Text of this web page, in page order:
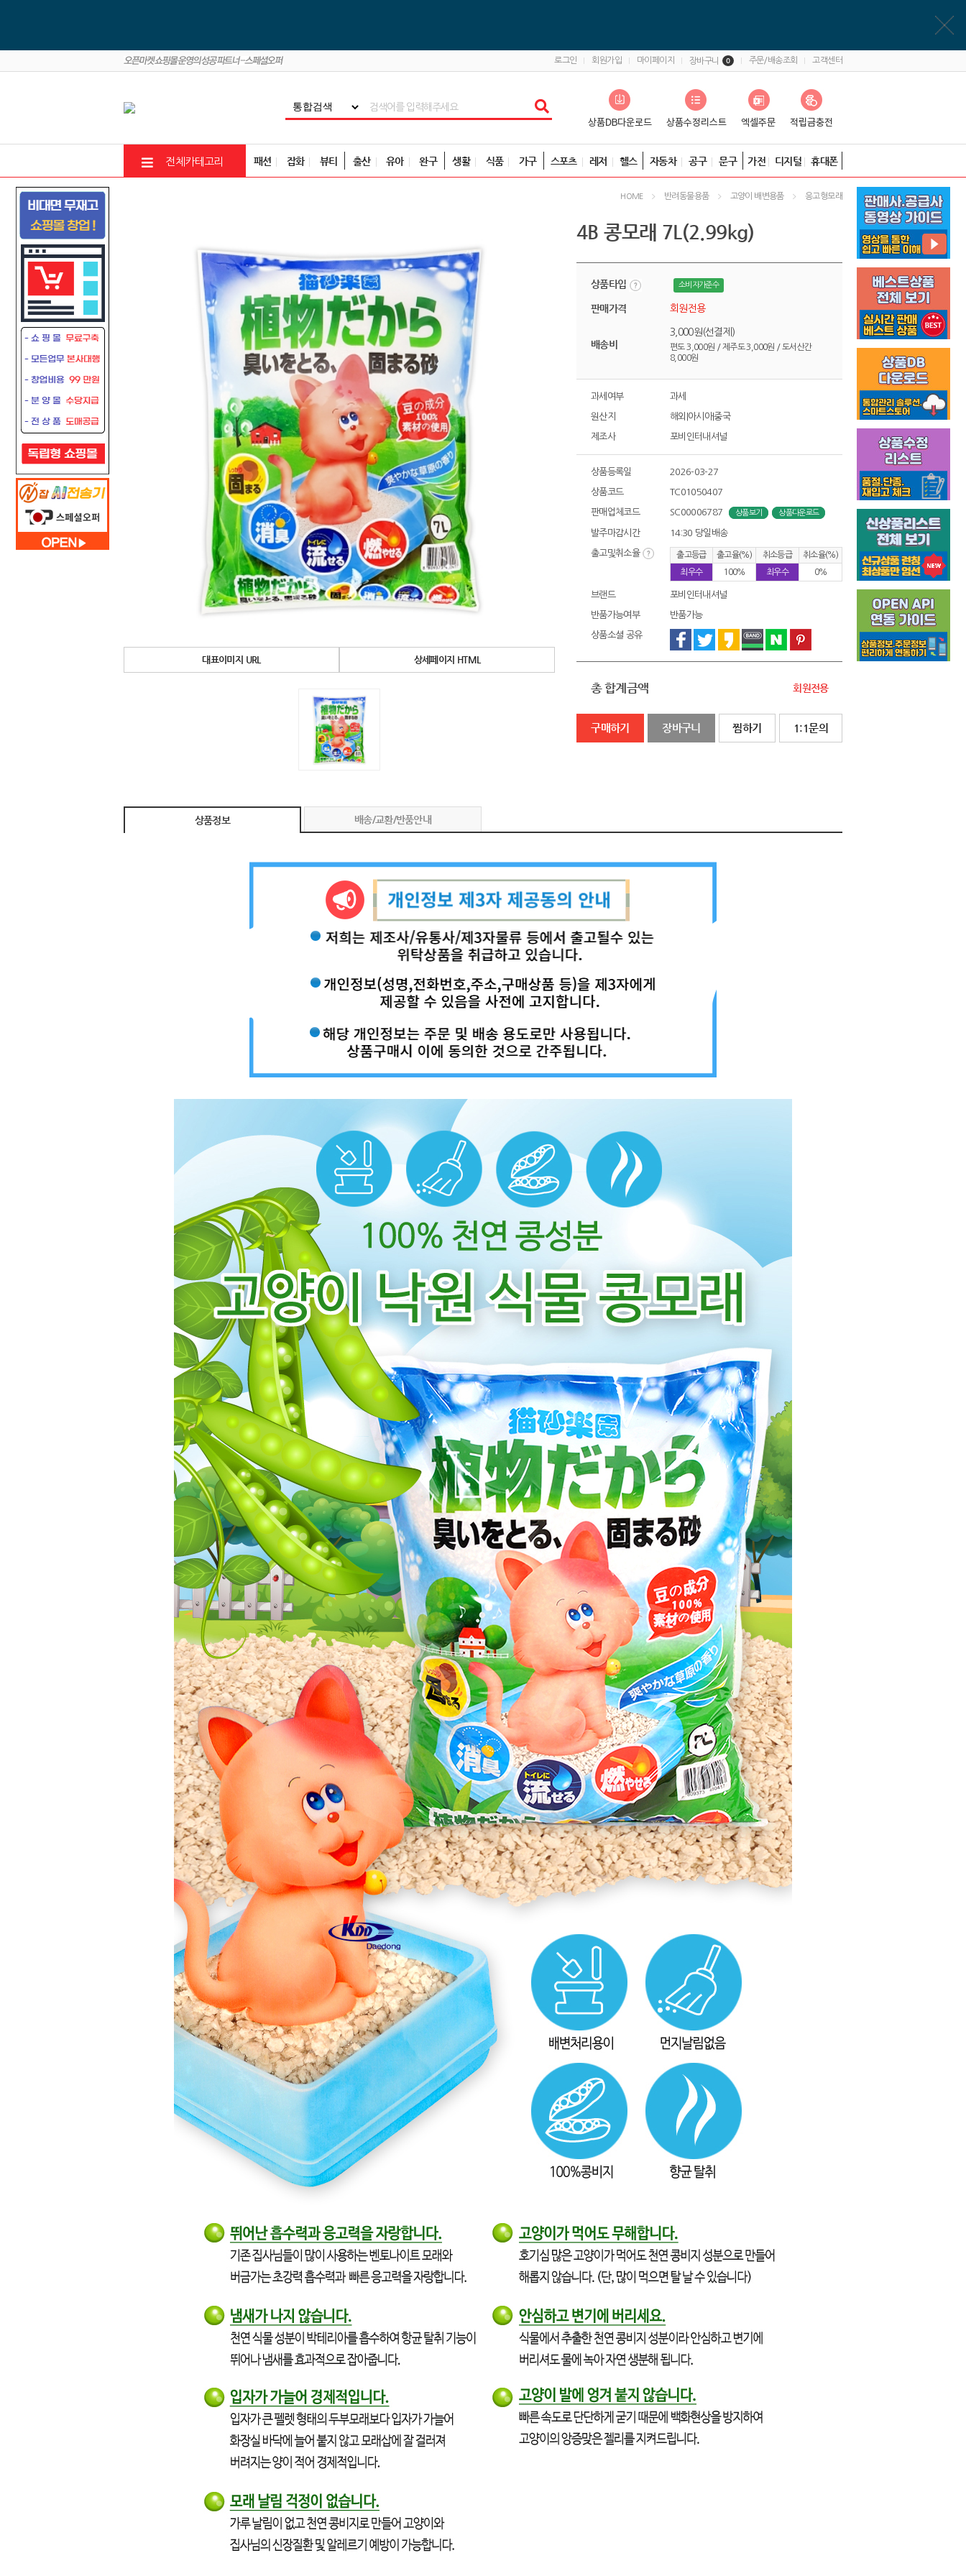
로그인 회원가입 마이페이지 장바구니 0 주문/배송조회 고객센터
전체카테고리 패션 잡화 뷰티 출산 유아 완구 생활 식품 가구 스포츠 레저 헬스 자동차 공구 문구 가전 디지털 휴대폰
HOME 반려동물용품 고양이 배변용품 응고형모래
대표이미지 URL 상세페이지 HTML
4B 콩모래 7L(2.99kg)
상품타입 소비자가준수
판매가격 회원전용
배송비
3,000원(선결제)
편도 3,000원 / 제주도 3,000원 / 도서산간
8,000원
과세여부 과세
원산지 해외|아시아|중국
제조사 포비인터내셔널
상품등록일 2026-03-27
상품코드 TC01050407
판매업체코드 SC00006787 상품보기 상품다운로드
발주마감시간 14:30 당일배송
출고및취소율 출고등급 출고율(%) 취소등급
취소율(%)
최우수
100% 최우수 0%
브랜드 포비인터내셔널
반품가능여부 반품가능
상품소셜 공유
총 합계금액 회원전용
구매하기 장바구니 찜하기 1:1문의
상품정보 배송/교환/반품안내